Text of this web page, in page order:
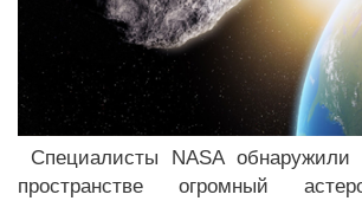
Специалисты NASA обнаружили
пространстве огромный